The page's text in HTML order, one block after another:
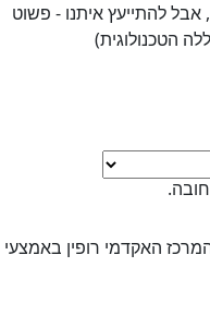
להתייעץ איתנו - פשוט
הטכנולוגית)
האקדמי רופין באמצעי